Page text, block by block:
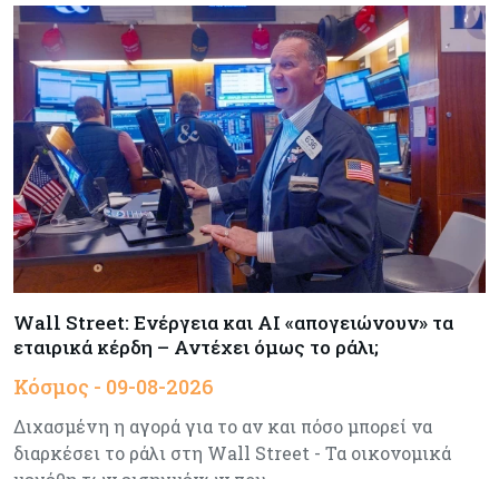
Κόσμος 09-08-2026
Πώς οι big tech εκτόξευσαν την
κεφαλαιοποίηση του Nasdaq 100 κατά $3,5 τρισ.
Αρθρογραφία 09-08-2026
Η επενδυτική κουλτούρα που λείπει από την
Κύπρο
Τουρισμός 09-08-2026
Στη σκανδιναβική αγορά ποντάρει η Κύπρος για
περισσότερους επισκέπτες τον χειμώνα
Ενέργεια: Στερεύουν τα αποθέματα της
Ευρώπης - Τι θα γίνει τον χειμώνα
Wall Street: Ενέργεια και AI «απογειώνουν» τα
εταιρικά κέρδη – Αντέχει όμως το ράλι;
Κόσμος - 09-08-2026
Διχασμένη η αγορά για το αν και πόσο μπορεί να
διαρκέσει το ράλι στη Wall Street - Τα οικονομικά